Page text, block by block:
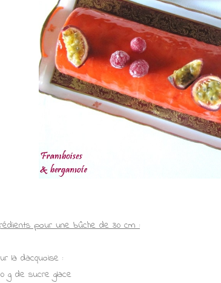
pour une bûche de 30 cm :
la dacquoise :
g de sucre glace